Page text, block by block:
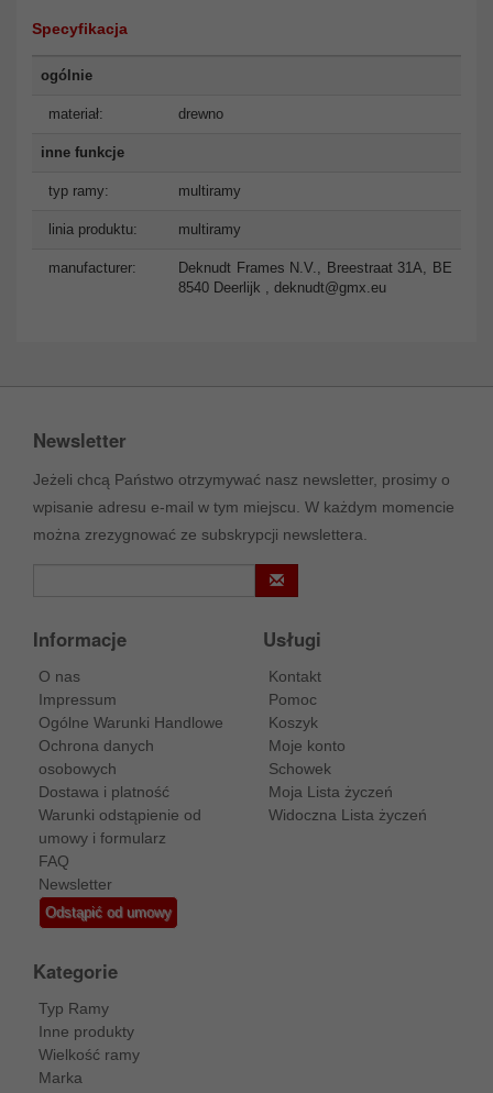
Specyfikacja
ogólnie
materiał: drewno
inne funkcje
typ ramy: multiramy
linia produktu: multiramy
manufacturer:
Deknudt Frames N.V., Breestraat 31A, BE
8540 Deerlijk , deknudt@gmx.eu
Newsletter
Jeżeli chcą Państwo otrzymywać nasz newsletter, prosimy o
wpisanie adresu e-mail w tym miejscu. W każdym momencie
można zrezygnować ze subskrypcji newslettera.
Informacje
O nas
Impressum
Ogólne Warunki Handlowe
Ochrona danych
osobowych
Dostawa i platność
Warunki odstąpienie od
umowy i formularz
FAQ
Newsletter
Odstąpić od umowy
Usługi
Kontakt
Pomoc
Koszyk
Moje konto
Schowek
Moja Lista życzeń
Widoczna Lista życzeń
Kategorie
Typ Ramy
Inne produkty
Wielkość ramy
Marka